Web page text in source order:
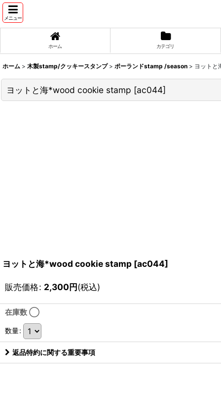
メニュー
ホーム カテゴリ
ホーム > 木製stamp/クッキースタンプ > ポーランドstamp /season > ヨットと
ヨットと海*wood cookie stamp [ac044]
ヨットと海*wood cookie stamp [ac044]
販売価格: 2,300円(税込)
在庫数 ◯
数量:
返品特約に関する重要事項